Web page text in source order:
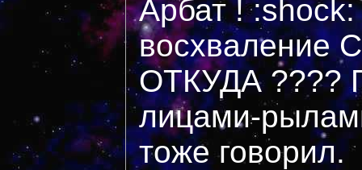
Арбат !
восхваление
ОТКУДА ????
лицами-
тоже говорил.